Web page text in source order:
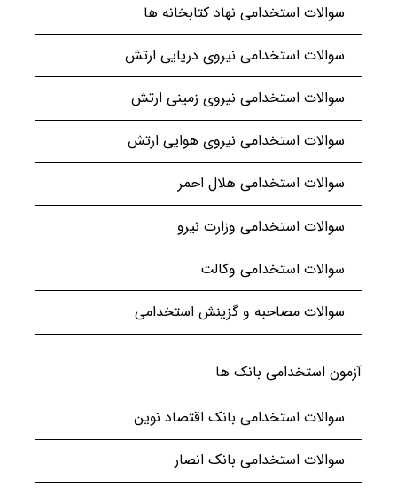
سوالات استخدامی نهاد کتابخانه ها
سوالات استخدامی نیروی دریایی ارتش
سوالات استخدامی نیروی زمینی ارتش
سوالات استخدامی نیروی هوایی ارتش
سوالات استخدامی هلال احمر
سوالات استخدامی وزارت نیرو
سوالات استخدامی وکالت
سوالات مصاحبه و گزینش استخدامی
آزمون استخدامی بانک ها
سوالات استخدامی بانک اقتصاد نوین
سوالات استخدامی بانک انصار